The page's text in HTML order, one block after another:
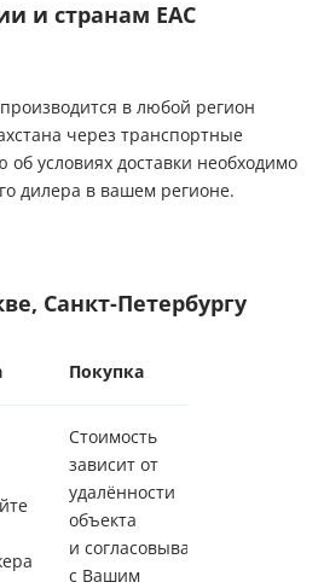
и странам ЕАС
в любой регион
через транспортные
условиях доставки необходимо
дилера в вашем регионе.
Санкт-Петербургу
Покупка
Стоимость
зависит от
удалённости
объекта
и согласовывается
с Вашим